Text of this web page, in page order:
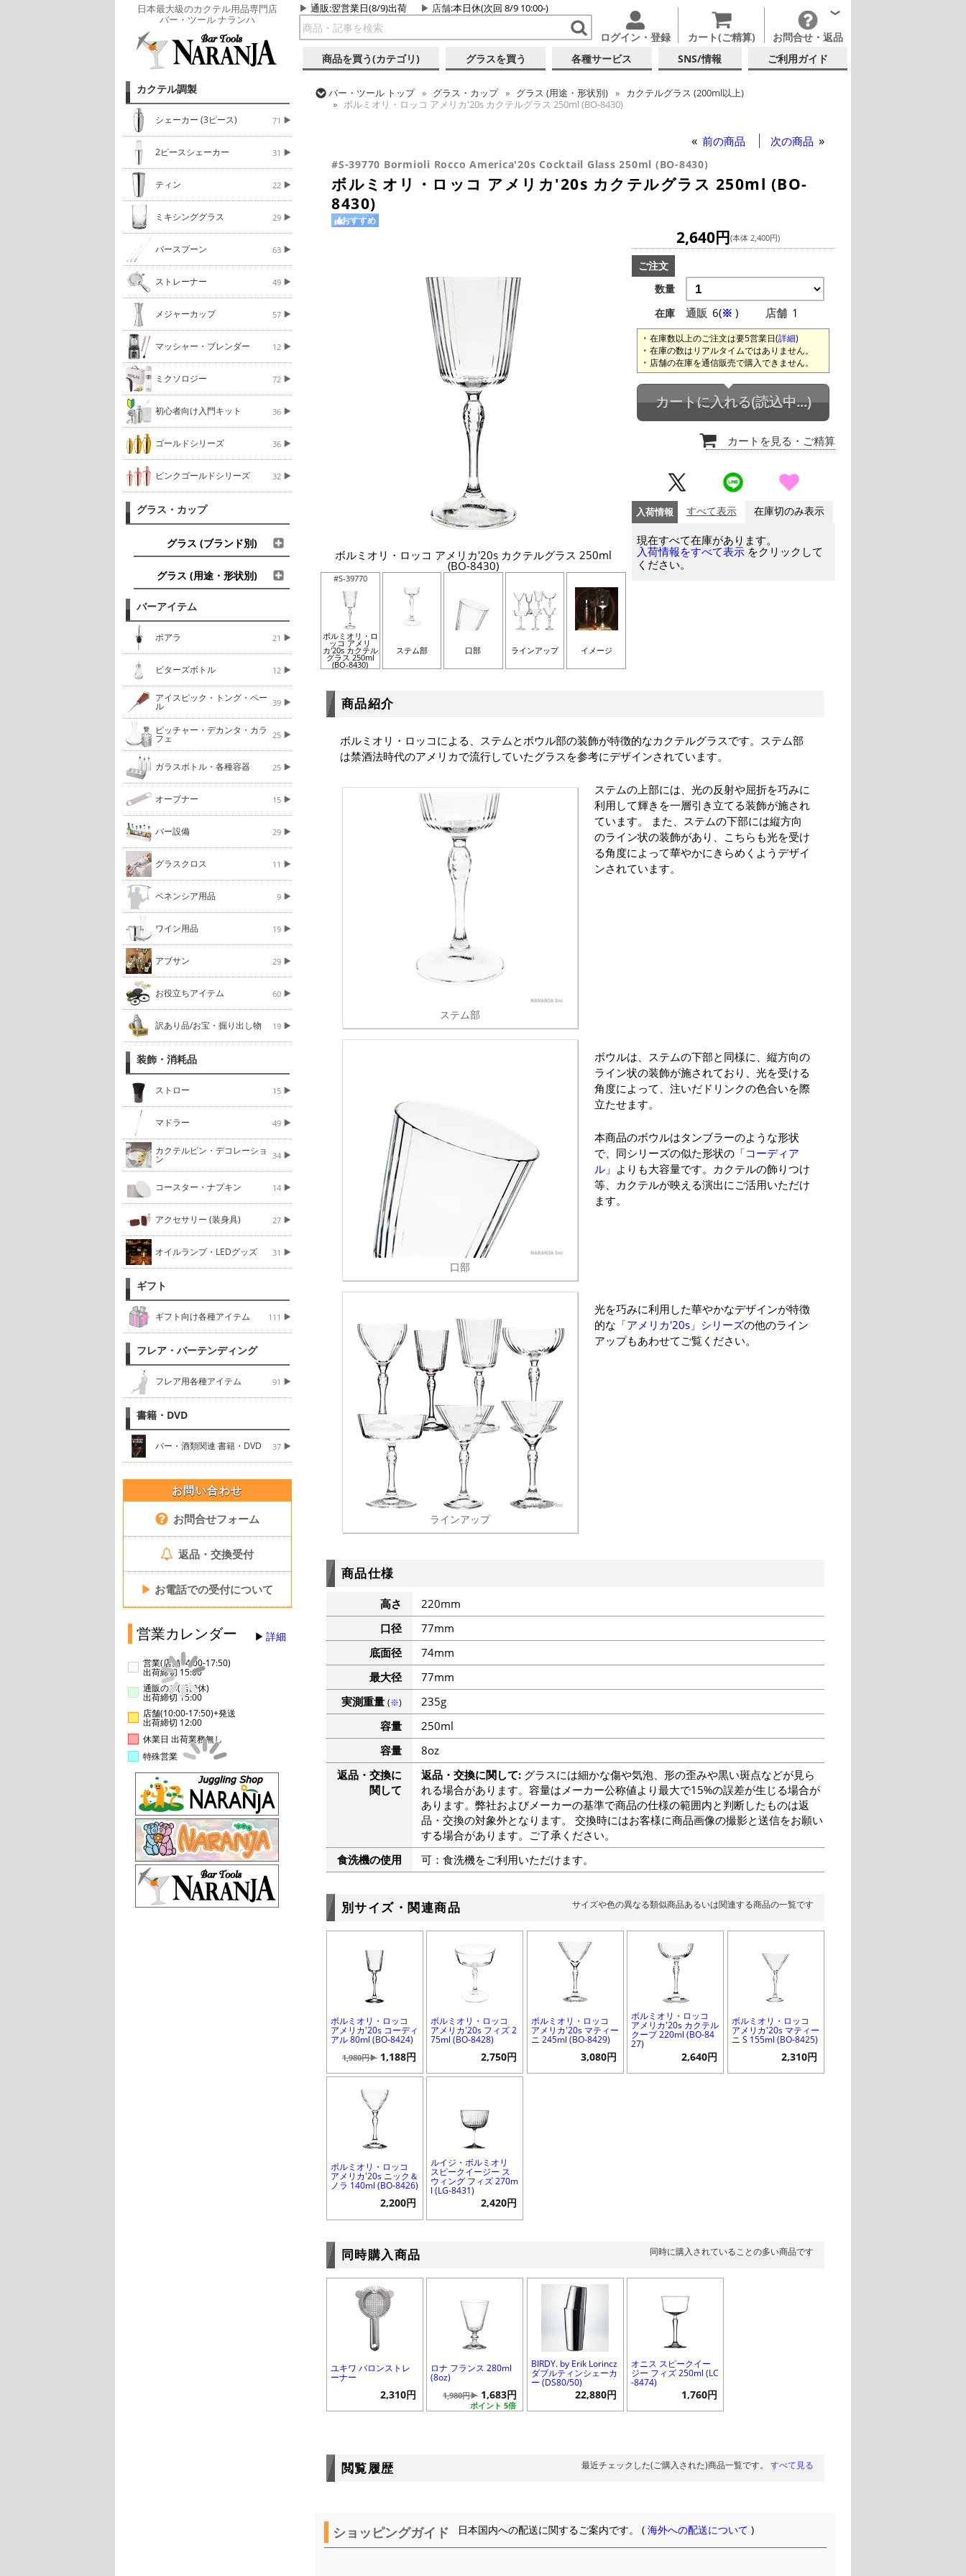
日本最大級のカクテル用品専門店
バー・ツール ナランハ
通販:翌営業日(8/9)出荷 店舗:本日休(次回 8/9 10:00-)
ログイン・登録 カート(ご精算) お問合せ・返品
商品を買う(カテゴリ) グラスを買う 各種サービス SNS/情報 ご利用ガイド
カクテル調製
シェーカー (3ピース) 71
2ピースシェーカー 31
ティン 22
ミキシンググラス 29
バースプーン 63
ストレーナー 49
メジャーカップ 57
マッシャー・ブレンダー 12
ミクソロジー 72
初心者向け入門キット 36
ゴールドシリーズ 36
ピンクゴールドシリーズ 32
グラス・カップ
グラス (ブランド別)
グラス (用途・形状別)
バーアイテム
ポアラ 21
ビターズボトル 12
アイスピック・トング・ペー
ル 39
ピッチャー・デカンタ・カラ
フェ 25
ガラスボトル・各種容器 25
オープナー 15
バー設備 29
グラスクロス 11
ベネンシア用品 9
ワイン用品 19
アブサン 29
お役立ちアイテム 60
訳あり品/お宝・掘り出し物 19
装飾・消耗品
ストロー 15
マドラー 49
カクテルピン・デコレーショ
ン 34
コースター・ナプキン 14
アクセサリー (装身具) 27
オイルランプ・LEDグッズ 31
ギフト
ギフト向け各種アイテム 111
フレア・バーテンディング
フレア用各種アイテム 91
書籍・DVD
バー・酒類関連 書籍・DVD 37
お問い合わせ
お問合せフォーム
返品・交換受付
▶ お電話での受付について
営業カレンダー 詳細
営業(店舗14:00-17:50)
出荷締切 15:00
通販のみ(店舗休)
出荷締切 15:00
店舗(10:00-17:50)+発送
出荷締切 12:00
休業日 出荷業務無し
特殊営業
バー・ツール トップ グラス・カップ グラス (用途・形状別)
カクテルグラス (200ml以上)
ボルミオリ・ロッコ アメリカ'20s カクテルグラス 250ml (BO-8430)
前の商品 次の商品
#S-39770 Bormioli Rocco America'20s Cocktail Glass 250ml (BO-8430)
ボルミオリ・ロッコ アメリカ'20s カクテルグラス 250ml (BO-
8430)
おすすめ
ボルミオリ・ロッコ アメリカ'20s カクテルグラス 250ml
(BO-8430)
#S-39770
ボルミオリ・ロ
ッコ アメリ
カ'20s カクテル
グラス 250ml
(BO-8430)
ステム部 口部 ラインアップ イメージ
2,640円(本体 2,400円)
ご注文
数量
在庫
通販 6(※ ) 店舗 1
在庫数以上のご注文は要5営業日(詳細)
在庫の数はリアルタイムではありません。
店舗の在庫を通信販売で購入できません。
カートに入れる(読込中...)
カートを見る ・ご精算
入荷情報 すべて表示 在庫切のみ表示
現在すべて在庫があります。
入荷情報をすべて表示 をクリックして
ください。
商品紹介
ボルミオリ・ロッコによる、ステムとボウル部の装飾が特徴的なカクテルグラスです。ステム部
は禁酒法時代のアメリカで流行していたグラスを参考にデザインされています。
ステム部
ステムの上部には、光の反射や屈折を巧みに
利用して輝きを一層引き立てる装飾が施され
ています。 また、ステムの下部には縦方向
のライン状の装飾があり、こちらも光を受け
る角度によって華やかにきらめくようデザイ
ンされています。
口部
ボウルは、ステムの下部と同様に、縦方向の
ライン状の装飾が施されており、光を受ける
角度によって、注いだドリンクの色合いを際
立たせます。
本商品のボウルはタンブラーのような形状
で、同シリーズの似た形状の「コーディア
ル」よりも大容量です。カクテルの飾りつけ
等、カクテルが映える演出にご活用いただけ
ます。
ラインアップ
光を巧みに利用した華やかなデザインが特徴
的な 「アメリカ'20s」シリーズの他のライン
アップもあわせてご覧ください。
商品仕様
高さ
220mm
口径
77mm
底面径
74mm
最大径
77mm
実測重量 (※)
235g
容量
250ml
容量
8oz
返品・交換に
関して
返品・交換に関して:グラスには細かな傷や気泡、形の歪みや黒い斑点などが見ら
れる場合があります。容量はメーカー公称値より最大で15%の誤差が生じる場合が
あります。弊社およびメーカーの基準で商品の仕様の範囲内と判断したものは返
品・交換の対象外となります。 交換時にはお客様に商品画像の撮影と送信をお願い
する場合があります。ご了承ください。
食洗機の使用
可：食洗機をご利用いただけます。
別サイズ・関連商品 サイズや色の異なる類似商品あるいは関連する商品の一覧です
ボルミオリ・ロッコ
アメリカ'20s コーディ
アル 80ml (BO-8424)
1,980円▶ 1,188円
ボルミオリ・ロッコ
アメリカ'20s フィズ 2
75ml (BO-8428)
2,750円
ボルミオリ・ロッコ
アメリカ'20s マティー
ニ 245ml (BO-8429)
3,080円
ボルミオリ・ロッコ
アメリカ'20s カクテル
クープ 220ml (BO-84
27)
2,640円
ボルミオリ・ロッコ
アメリカ'20s マティー
ニ S 155ml (BO-8425)
2,310円
ボルミオリ・ロッコ
アメリカ'20s ニック＆
ノラ 140ml (BO-8426)
2,200円
ルイジ・ボルミオリ
スピークイージー ス
ウィング フィズ 270m
l (LG-8431)
2,420円
同時購入商品 同時に購入されていることの多い商品です
ユキワ バロンストレ
ーナー
2,310円
ロナ フランス 280ml
(8oz)
ポイント 5倍
1,980円▶ 1,683円
BIRDY. by Erik Lorincz
ダブルティンシェーカ
ー (DS80/50)
22,880円
オニス スピークイー
ジー フィズ 250ml (LC
-8474)
1,760円
閲覧履歴 最近チェックした(ご購入された)商品一覧です。 すべて見る
ショッピングガイド 日本国内への配送に関するご案内です。 (海外への配送について )